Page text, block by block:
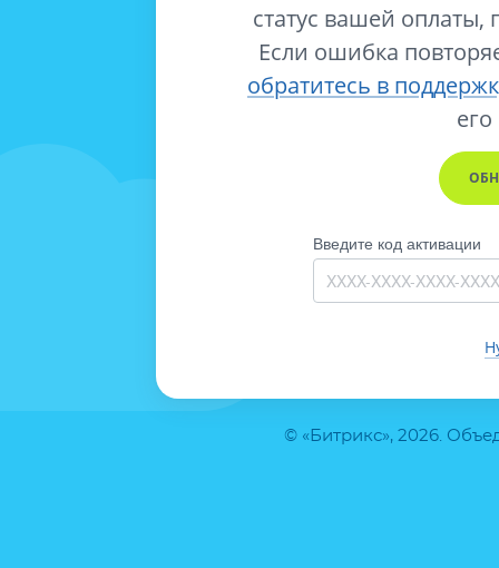
© «Битрикс», 2026.
статус вашей оплаты,
Если ошибка
обратитесь в
его
Введите код активации